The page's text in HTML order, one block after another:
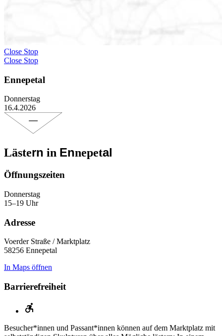
Close Stop
Close Stop
Ennepetal
Donnerstag
16.4.2026
Lästern in Ennepetal
Öffnungs­zeiten
Donnerstag
15–19 Uhr
Adresse
Voerder Straße / Marktplatz
58256 Ennepetal
In Maps öffnen
Barrierefreiheit
Besucher*innen und Passant*innen können auf dem Marktplatz mit